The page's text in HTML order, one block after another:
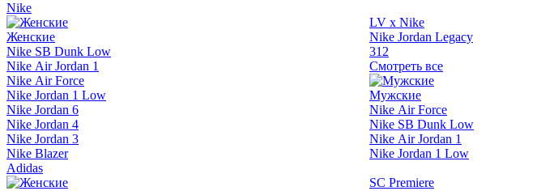
Nike
Женские
Nike SB Dunk Low
Nike Air Jordan 1
Nike Air Force
Nike Jordan 1 Low
Nike Jordan 6
Nike Jordan 4
Nike Jordan 3
Nike Blazer
LV x Nike
Nike Jordan Legacy
312
Смотреть все
Мужские
Nike Air Force
Nike SB Dunk Low
Nike Air Jordan 1
Nike Jordan 1 Low
Adidas
SC Premiere